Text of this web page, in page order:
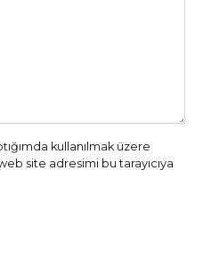
kullanılmak üzere
site adresimi bu tarayıcıya